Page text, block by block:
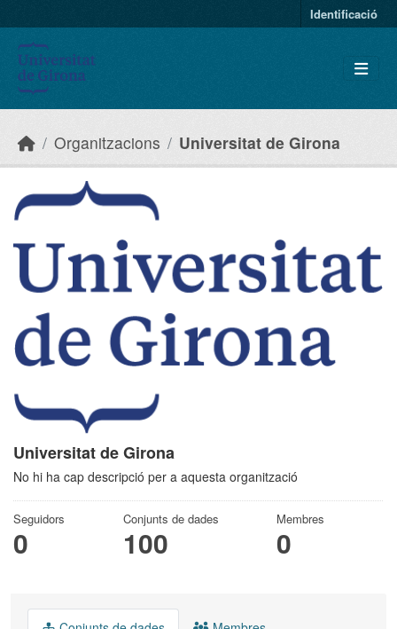
Identificació
Organitzacions Universitat de Girona
Universitat de Girona
No hi ha cap descripció per a aquesta organització
Seguidors
0
Conjunts de dades
100
Membres
0